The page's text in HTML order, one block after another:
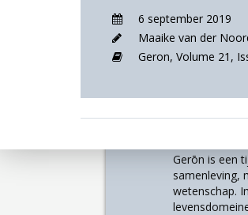
6 september 2019
Maaike van der
Geron, Volume 21,
Gerōn is een
samenleving,
wetenschap.